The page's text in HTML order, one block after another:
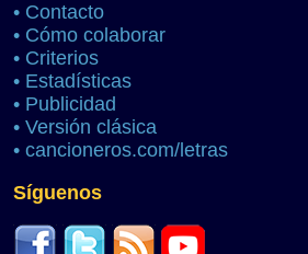
• Contacto
• Cómo colaborar
• Criterios
• Estadísticas
• Publicidad
• Versión clásica
• cancioneros.com/letras
Síguenos